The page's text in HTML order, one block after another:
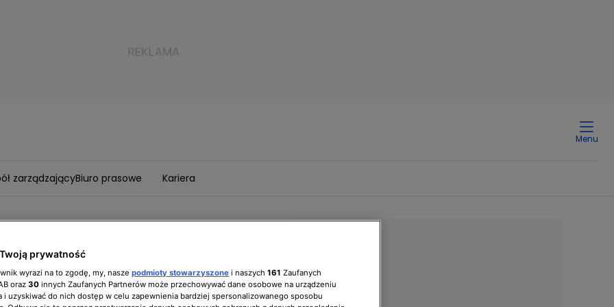
Menu
zarządzającyBiuro prasowe Kariera
ogrodu: jak
latem?
prywatność
wyrazi na to zgodę, my, nasze podmioty stowarzyszone i naszych 161 Zaufanych
oraz 30 innych Zaufanych Partnerów może przechowywać dane osobowe na urządzeniu
i uzyskiwać do nich dostęp w celu zapewnienia bardziej spersonalizowanego sposobu